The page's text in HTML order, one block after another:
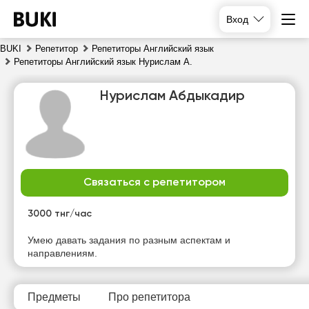
Вход
BUKI Репетитор
Репетиторы Английский язык
Репетиторы Английский язык Нурислам А.
Нурислам Абдыкадир
Связаться с репетитором
3000 тнг/час
Умею давать задания по разным аспектам и
направлениям.
Предметы Про репетитора
сб
вс
17:00
19:00
13:00
13:30
14:00
16:00
16:30
17:00